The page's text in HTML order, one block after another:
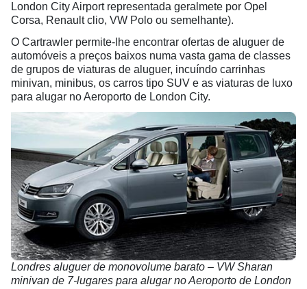
London City Airport representada geralmete por Opel
Corsa, Renault clio, VW Polo ou semelhante).
O Cartrawler permite-lhe encontrar ofertas de aluguer de
automóveis a preços baixos numa vasta gama de classes
de grupos de viaturas de aluguer, incuíndo carrinhas
minivan, minibus, os carros tipo SUV e as viaturas de luxo
para alugar no Aeroporto de London City.
Londres aluguer de monovolume barato – VW Sharan
minivan de 7-lugares para alugar no Aeroporto de London